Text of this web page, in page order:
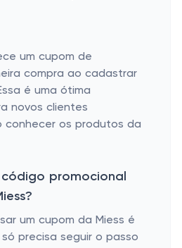
um cupom de
compra ao cadastrar
é uma ótima
novos clientes
conhecer os produtos da
promocional
um cupom da Miess é
precisa seguir o passo